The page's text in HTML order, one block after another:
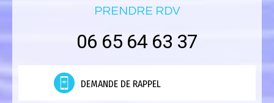
PRENDRE RDV
06 65 64 63 37
DEMANDE DE RAPPEL